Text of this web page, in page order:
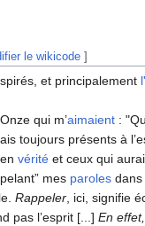
le wikicode ]
et principalement
qui m’aimaient :
toujours présents à
vérité et ceux qui
mes paroles dans
Rappeler, ici, signifie
pas l’esprit [...] En